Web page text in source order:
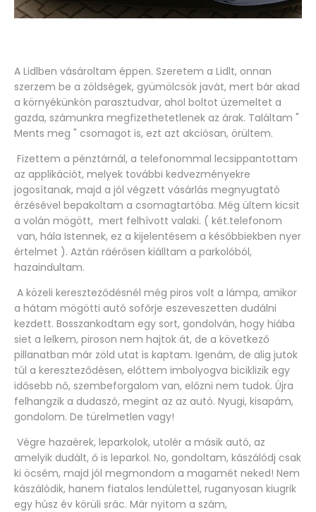
A Lidlben vásároltam éppen. Szeretem a Lidlt, onnan
szerzem be a zöldségek, gyümölcsök javát, mert bár akad
a környékünkön parasztudvar, ahol boltot üzemeltet a
gazda, számunkra megfizethetetlenek az árak. Találtam "
Ments meg " csomagot is, ezt azt akciósan, örültem.
Fizettem a pénztárnál, a telefonommal lecsippantottam
az applikációt, melyek további kedvezményekre
jogosítanak, majd a jól végzett vásárlás megnyugtató
érzésével bepakoltam a csomagtartóba. Még ültem kicsit
a volán mögött, mert felhívott valaki. ( két.telefonom
van, hála Istennek, ez a kijelentésem a későbbiekben nyer
értelmet ). Aztán ráérősen kiálltam a parkolóból,
hazaindultam.
A közeli kereszteződésnél még piros volt a lámpa, amikor
a hátam mögötti autó sofőrje eszeveszetten dudálni
kezdett. Bosszankodtam egy sort, gondolván, hogy hiába
siet a lelkem, piroson nem hajtok át, de a következő
pillanatban már zöld utat is kaptam. Igenám, de alig jutok
túl a kereszteződésen, előttem imbolyogva biciklizik egy
idősebb nő, szembeforgalom van, előzni nem tudok. Újra
felhangzik a dudaszó, megint az az autó. Nyugi, kisapám,
gondolom. De türelmetlen vagy!
Végre hazaérek, leparkolok, utolér a másik autó, az
amelyik dudált, ő is leparkol. No, gondoltam, kászálódj csak
ki öcsém, majd jól megmondom a magamét neked! Nem
kászálódik, hanem fiatalos lendülettel, ruganyosan kiugrik
egy húsz év körüli srác. Már nyitom a szám,